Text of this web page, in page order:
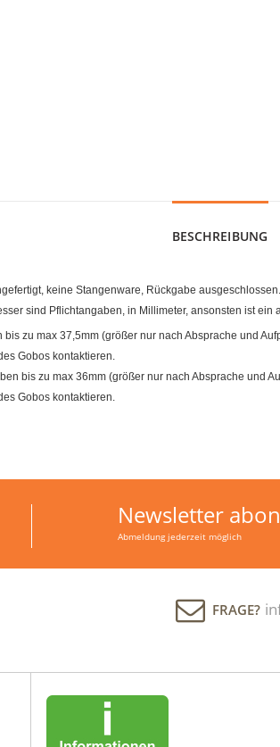
BESCHREIBUNG
keine Stangenware, Rückgabe ausgeschlossen.
sind Pflichtangaben, in Millimeter, ansonsten ist ein
zu max 37,5mm (größer nur nach Absprache und
Gobos kontaktieren.
bis zu max 36mm (größer nur nach Absprache und
Gobos kontaktieren.
Newsletter
Abmeldung jederzeit möglich
FRAGE?